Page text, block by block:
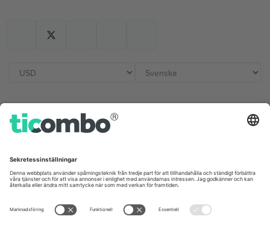
Kontor och support
Unter den Linden 24, 10117
Berlin, Germany
London, EC1V 1AW, United
Kingdom
United States
Switzerland